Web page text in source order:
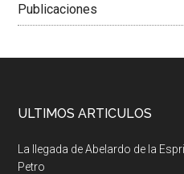
Publicaciones
ULTIMOS ARTICULOS
La llegada de Abelardo de la
Petro